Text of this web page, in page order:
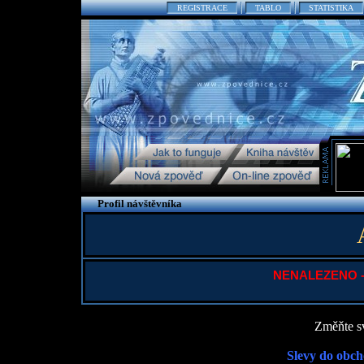
REGISTRACE TABLO STATISTIKA
Profil návštěvníka
NENALEZENO
Změňte
Slevy do